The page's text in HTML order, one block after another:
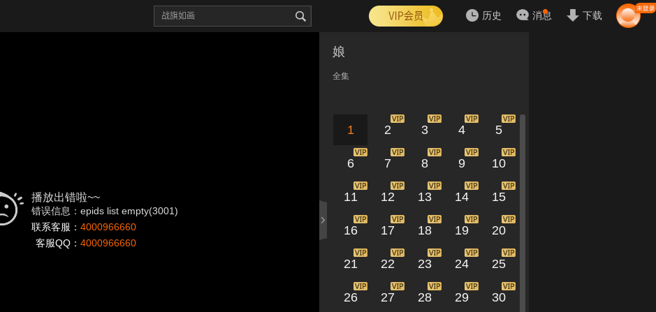
历史 消息 下载
播放出错啦~~
错误信息：epids list empty(3001)
联系客服： 4000966660
客服QQ： 4000966660
娘
全集
1 2 3 4 5
6 7 8 9 10
11 12 13 14 15
16 17 18 19 20
21 22 23 24 25
26 27 28 29 30